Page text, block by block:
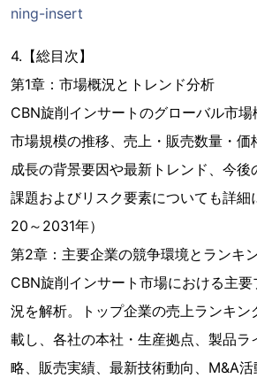
ning-insert
4.【総目次】
第1章：市場概況とトレンド分析
CBN旋削インサートのグローバル市場
市場規模の推移、売上・販売数量・価
成長の背景要因や最新トレンド、今後
課題およびリスク要素についても詳
20～2031年）
第2章：主要企業の競争環境とランキ
CBN旋削インサート市場における主
況を解析。トップ企業の売上ランキン
載し、各社の本社・生産拠点、製品ラ
略、販売実績、最新技術動向、M&A